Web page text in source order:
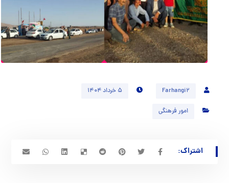
Farhangi2 ۵ خرداد ۱۴۰۴
امور فرهنگی